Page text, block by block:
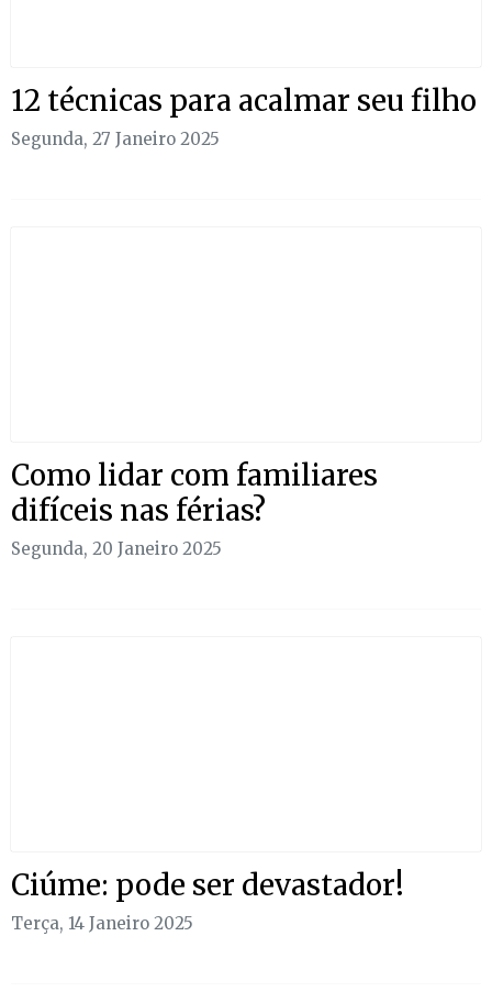
12 técnicas para acalmar seu filho
Segunda, 27 Janeiro 2025
Como lidar com familiares
difíceis nas férias?
Segunda, 20 Janeiro 2025
Ciúme: pode ser devastador!
Terça, 14 Janeiro 2025